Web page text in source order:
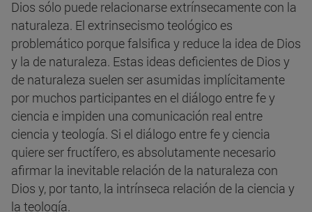
Dios sólo puede relacionarse extrínsecamente con la
naturaleza. El extrinsecismo teológico es
problemático porque falsifica y reduce la idea de Dios
y la de naturaleza. Estas ideas deficientes de Dios y
de naturaleza suelen ser asumidas implícitamente
por muchos participantes en el diálogo entre fe y
ciencia e impiden una comunicación real entre
ciencia y teología. Si el diálogo entre fe y ciencia
quiere ser fructífero, es absolutamente necesario
afirmar la inevitable relación de la naturaleza con
Dios y, por tanto, la intrínseca relación de la ciencia y
la teología.